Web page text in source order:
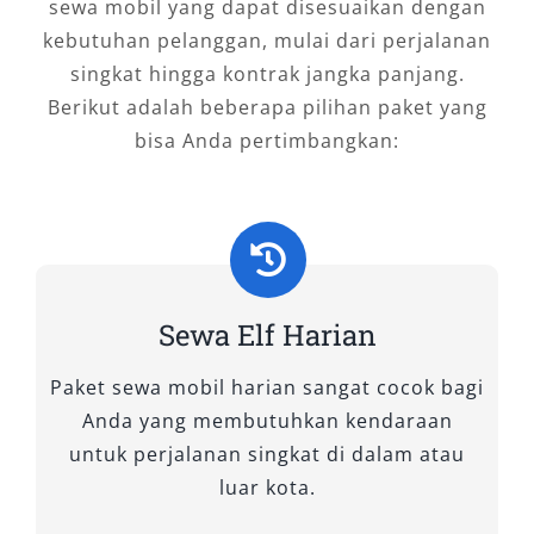
tipe ini sangat ideal digunakan pada perjalanan
jarak jauh, ziarah, hingga tour wisata. Interior
lega, kursi ergonomis, serta pendingin udara
merata membuat perjalanan panjang terasa
nyaman. Banyak pelanggan memilih rental
kendaraan sekaligus.
Short dengan kapasitas 11–14 kursi bisa
menjadi solusi. Kendaraan ini lebih fleksibel,
lincah saat digunakan di jalan perkotaan,
sewa mobil yang dapat disesuaikan dengan
kebutuhan pelanggan, mulai dari perjalanan
singkat hingga kontrak jangka panjang.
Berikut adalah beberapa pilihan paket yang
bisa Anda pertimbangkan:
Sewa Elf Harian
Paket sewa mobil harian sangat cocok bagi
Anda yang membutuhkan kendaraan
untuk perjalanan singkat di dalam atau
luar kota.